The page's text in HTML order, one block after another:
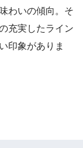
わいの傾向。そ
充実したライン
印象がありま